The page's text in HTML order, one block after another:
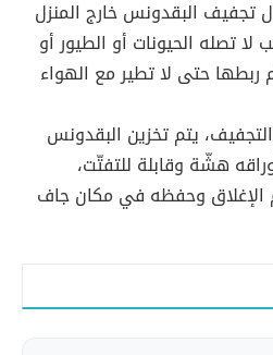
تجفيف البقدونس خارج المنزل
تصله الحيونات أو الطيور أو
ربطها حتى لا تطير مع الهواء
يتم تخزين البقدونس
هشّة وقابلة للتفتّت،
وحفظه في مكان جاف